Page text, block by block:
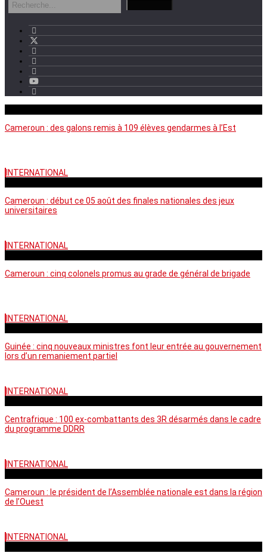
Cameroun : des galons remis à 109 élèves gendarmes à l’Est
INTERNATIONAL
Cameroun : début ce 05 août des finales nationales des jeux
universitaires
INTERNATIONAL
Cameroun : cinq colonels promus au grade de général de brigade
INTERNATIONAL
Guinée : cinq nouveaux ministres font leur entrée au gouvernement
lors d’un remaniement partiel
INTERNATIONAL
Centrafrique : 100 ex-combattants des 3R désarmés dans le cadre
du programme DDRR
INTERNATIONAL
Cameroun : le président de l’Assemblée nationale est dans la région
de l’Ouest
INTERNATIONAL